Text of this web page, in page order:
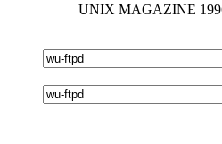
UNIX MAGAZINE